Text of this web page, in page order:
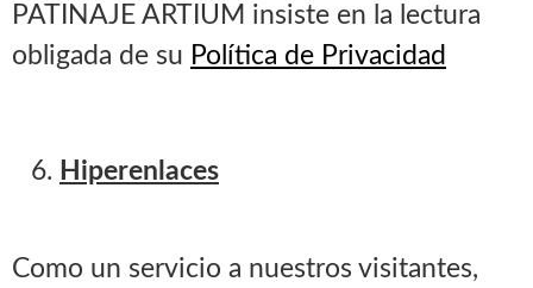
PATINAJE ARTIUM insiste en la lectura
obligada de su Política de Privacidad
Hiperenlaces
Como un servicio a nuestros visitantes,